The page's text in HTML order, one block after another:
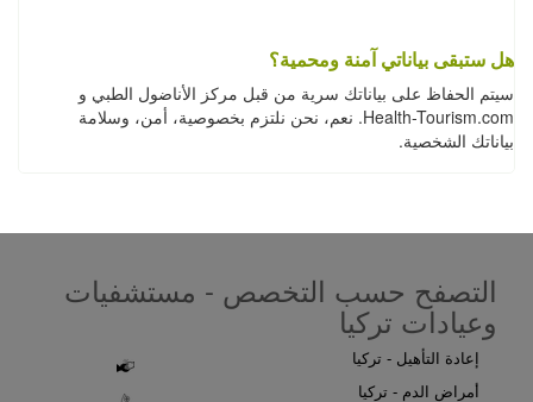
هل ستبقى بياناتي آمنة ومحمية؟
سيتم الحفاظ على بياناتك سرية من قبل مركز الأناضول الطبي و
Health-Tourism.com. نعم، نحن نلتزم بخصوصية، أمن، وسلامة
بياناتك الشخصية.
التصفح حسب التخصص - مستشفيات
وعيادات تركيا
إعادة التأهيل - تركيا
أمراض الدم - تركيا